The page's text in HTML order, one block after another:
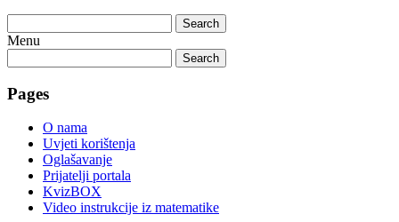
Search
Menu
Search
Pages
O nama
Uvjeti korištenja
Oglašavanje
Prijatelji portala
KvizBOX
Video instrukcije iz matematike